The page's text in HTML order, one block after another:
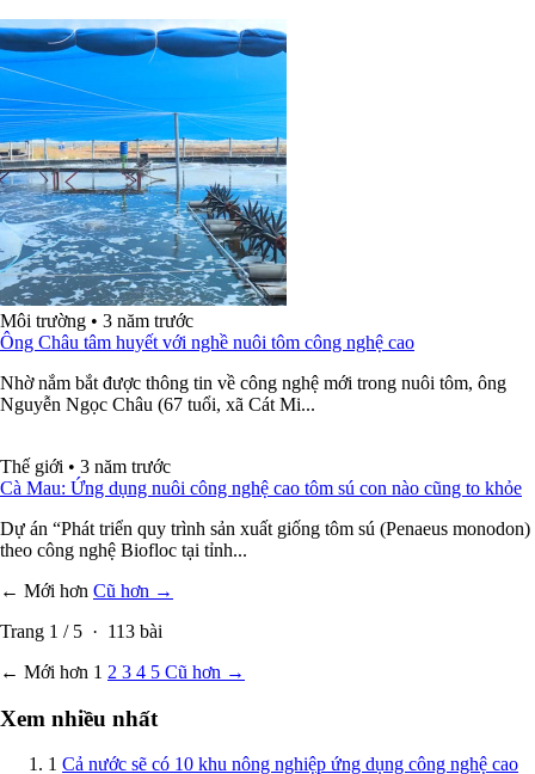
Môi trường • 3 năm trước
Ông Châu tâm huyết với nghề nuôi tôm công nghệ cao
Nhờ nắm bắt được thông tin về công nghệ mới trong nuôi tôm, ông
Nguyễn Ngọc Châu (67 tuổi, xã Cát Mi...
Cà Mau: Ứng dụng nuôi công nghệ cao tôm sú con nào cũng to khỏe